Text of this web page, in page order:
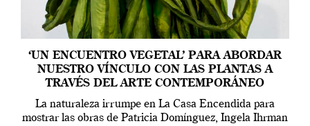
‘UN ENCUENTRO VEGETAL’ PARA ABORDAR
NUESTRO VÍNCULO CON LAS PLANTAS A
TRAVÉS DEL ARTE CONTEMPORÁNEO
La naturaleza irrumpe en La Casa Encendida para
mostrar las obras de Patricia Domínguez, Ingela Ihrman